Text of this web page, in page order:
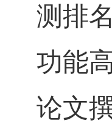
测排
功能
论文